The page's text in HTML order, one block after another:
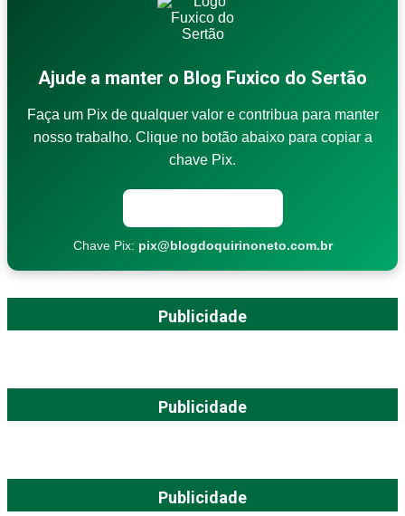
Ajude a manter o Blog Fuxico do Sertão
Faça um Pix de qualquer valor e contribua para manter
nosso trabalho. Clique no botão abaixo para copiar a
chave Pix.
Chave Pix: pix@blogdoquirinoneto.com.br
Publicidade
Publicidade
Publicidade